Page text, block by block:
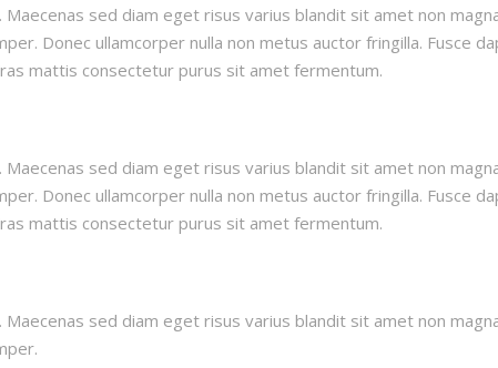
sed diam eget risus varius blandit sit amet non
Donec ullamcorper nulla non metus auctor fringilla. Fusce
mattis consectetur purus sit amet fermentum.
sed diam eget risus varius blandit sit amet non
Donec ullamcorper nulla non metus auctor fringilla. Fusce
mattis consectetur purus sit amet fermentum.
sed diam eget risus varius blandit sit amet non